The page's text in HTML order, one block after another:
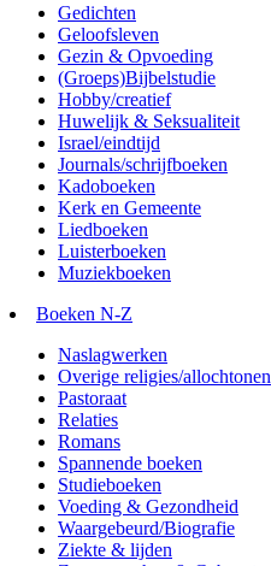
Gedichten
Geloofsleven
Gezin & Opvoeding
(Groeps)Bijbelstudie
Hobby/creatief
Huwelijk & Seksualiteit
Israel/eindtijd
Journals/schrijfboeken
Kadoboeken
Kerk en Gemeente
Liedboeken
Luisterboeken
Muziekboeken
Boeken N-Z
Naslagwerken
Overige religies/allochtonen
Pastoraat
Relaties
Romans
Spannende boeken
Studieboeken
Voeding & Gezondheid
Waargebeurd/Biografie
Ziekte & lijden